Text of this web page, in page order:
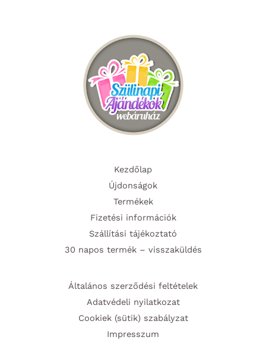
Kezdőlap
Újdonságok
Termékek
Fizetési információk
Szállítási tájékoztató
30 napos termék – visszaküldés
Általános szerződési feltételek
Adatvédeli nyilatkozat
Cookiek (sütik) szabályzat
Impresszum